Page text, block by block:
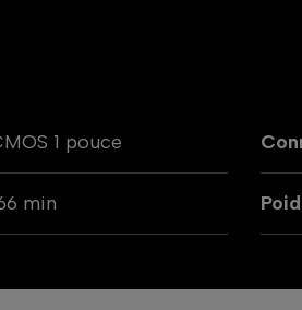
1 pouce
min